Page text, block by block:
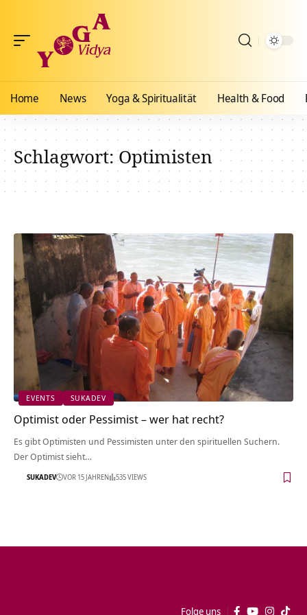
Home News Yoga & Spiritualität Health & Food
Schlagwort:Optimisten
EVENTS SUKADEV
Optimist oder Pessimist – wer hat recht?
Es gibt Optimisten und Pessimisten unter den spirituellen Suchern.
Der Optimist sieht…
SUKADEV VOR 15 JAHREN 535 VIEWS
Folge uns